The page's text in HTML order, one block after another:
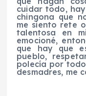
cuidar todo,
chingona que
me siento rete
talentosa en
emocioné,
que hay que
pueblo,
polecía por
desmadres, me